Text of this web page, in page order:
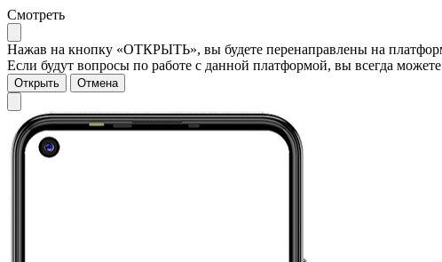
Смотреть
Нажав на кнопку «ОТКРЫТЬ», вы будете перенаправлены на
Если будут вопросы по работе с данной платформой, вы всегда
Открыть Отмена